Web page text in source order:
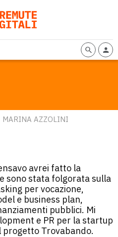
MARINA AZZOLINI
avrei fatto la
sono stata folgorata sulla
per vocazione,
e business plan,
pubblici. Mi
e PR per la startup
progetto Trovabando.